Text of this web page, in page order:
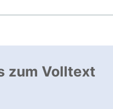
zum Volltext